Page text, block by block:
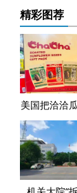
精彩图荐
美国把洽洽
水饺列入了
么回